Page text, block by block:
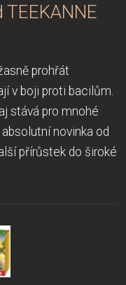
prohřát
v boji proti bacilům.
stává pro mnohé
novinka od
přírůstek do široké